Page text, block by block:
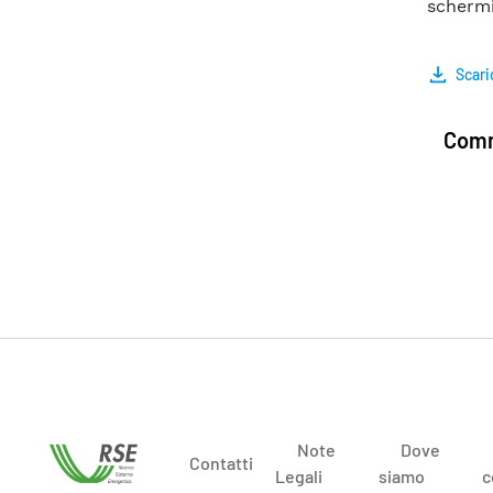
Contatti
Note
Legali
Dove
siamo